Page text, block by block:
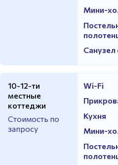
Мини-
Санузел
10-12-ти
местные
коттеджи
Стоимость по
запросу
Wi-Fi
Кухня
Мини-